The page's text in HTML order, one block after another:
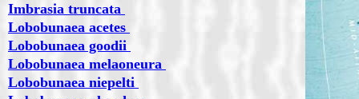
Imbrasia truncata
Lobobunaea acetes
Lobobunaea goodii
Lobobunaea melaoneura
Lobobunaea niepelti